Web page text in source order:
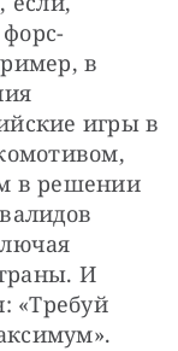
в
игры в
в решении
И
«Требуй